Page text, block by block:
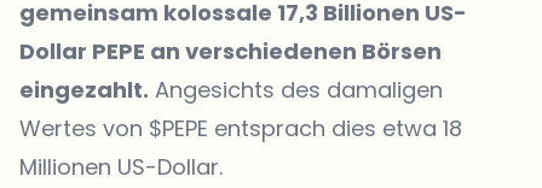
gemeinsam kolossale 17,3 Billionen US-
Dollar PEPE an verschiedenen Börsen
eingezahlt. Angesichts des damaligen
Wertes von $PEPE entsprach dies etwa 18
Millionen US-Dollar.